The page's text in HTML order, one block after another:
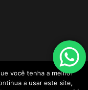
você tenha a melhor
a usar este site,